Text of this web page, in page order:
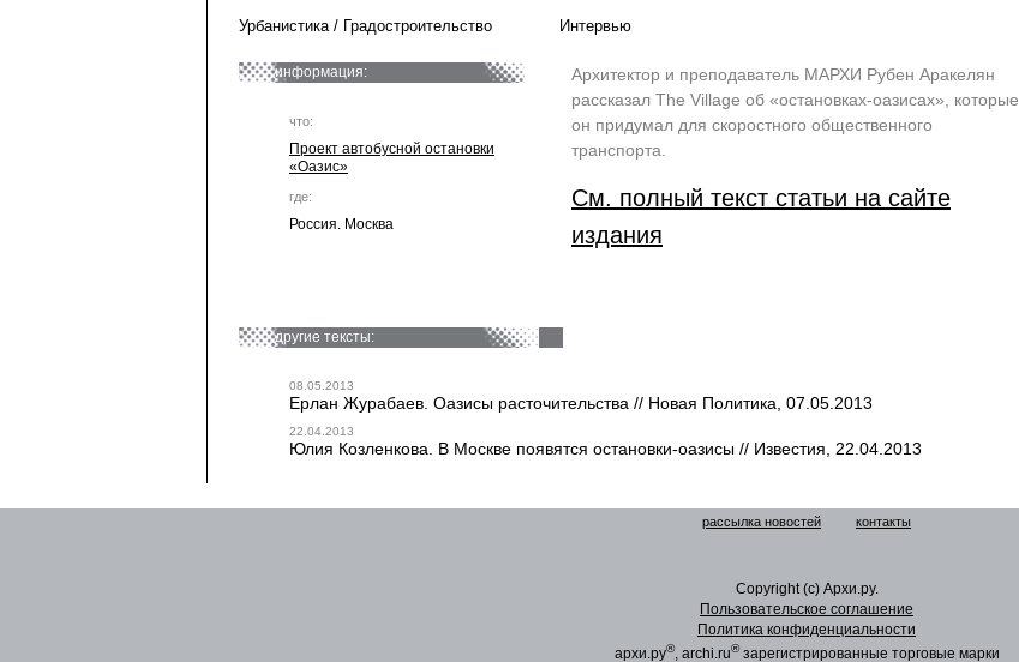
Урбанистика / Градостроительство Интервью
информация:
что:
Проект автобусной остановки
«Оазис»
где:
Россия. Москва
Архитектор и преподаватель МАРХИ Рубен Аракелян
рассказал The Village об «остановках-оазисах», которые
он придумал для скоростного общественного
транспорта.
См. полный текст статьи на сайте
издания
другие тексты:
08.05.2013
Ерлан Журабаев. Оазисы расточительства // Новая Политика, 07.05.2013
22.04.2013
Юлия Козленкова. В Москве появятся остановки-оазисы // Известия, 22.04.2013
рассылка новостей контакты
Copyright (c) Архи.ру.
Пользовательское соглашение
Политика конфиденциальности
архи.ру®, archi.ru®зарегистрированные торговые марки